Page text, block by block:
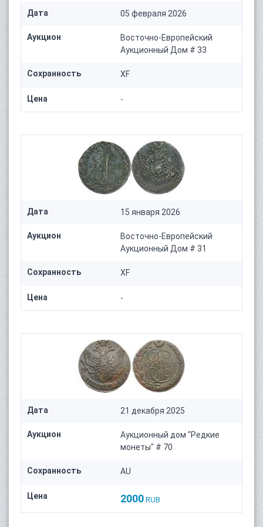
Дата 05 февраля 2026
Аукцион
Восточно-Европейский
Аукционный Дом # 33
Сохранность XF
Цена -
Дата 15 января 2026
Аукцион
Восточно-Европейский
Аукционный Дом # 31
Сохранность XF
Цена -
Дата 21 декабря 2025
Аукцион
Аукционный дом "Редкие
монеты" # 70
Сохранность AU
Цена 2000 RUB